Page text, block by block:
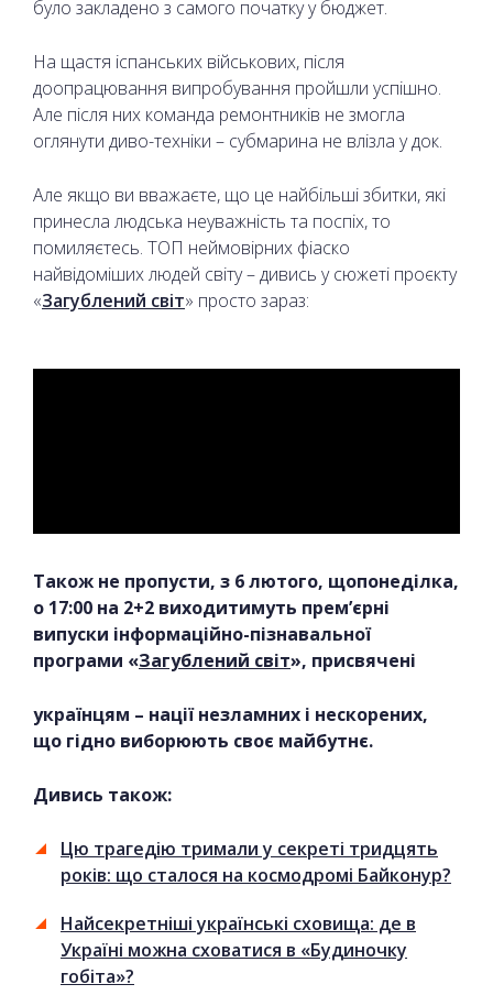
було закладено з самого початку у бюджет.
На щастя іспанських військових, після
доопрацювання випробування пройшли успішно.
Але після них команда ремонтників не змогла
оглянути диво-техніки – субмарина не влізла у док.
Але якщо ви вважаєте, що це найбільші збитки, які
принесла людська неуважність та поспіх, то
помиляєтесь. ТОП неймовірних фіаско
найвідоміших людей світу – дивись у сюжеті проєкту
«Загублений світ» просто зараз:
Також не пропусти, з 6 лютого, щопонеділка,
о 17:00 на 2+2 виходитимуть прем’єрні
випуски інформаційно-пізнавальної
програми «Загублений світ», присвячені
українцям – нації незламних і нескорених,
що гідно виборюють своє майбутнє.
Дивись також:
Цю трагедію тримали у секреті тридцять
років: що сталося на космодромі Байконур?
Найсекретніші українські сховища: де в
Україні можна сховатися в «Будиночку
гобіта»?